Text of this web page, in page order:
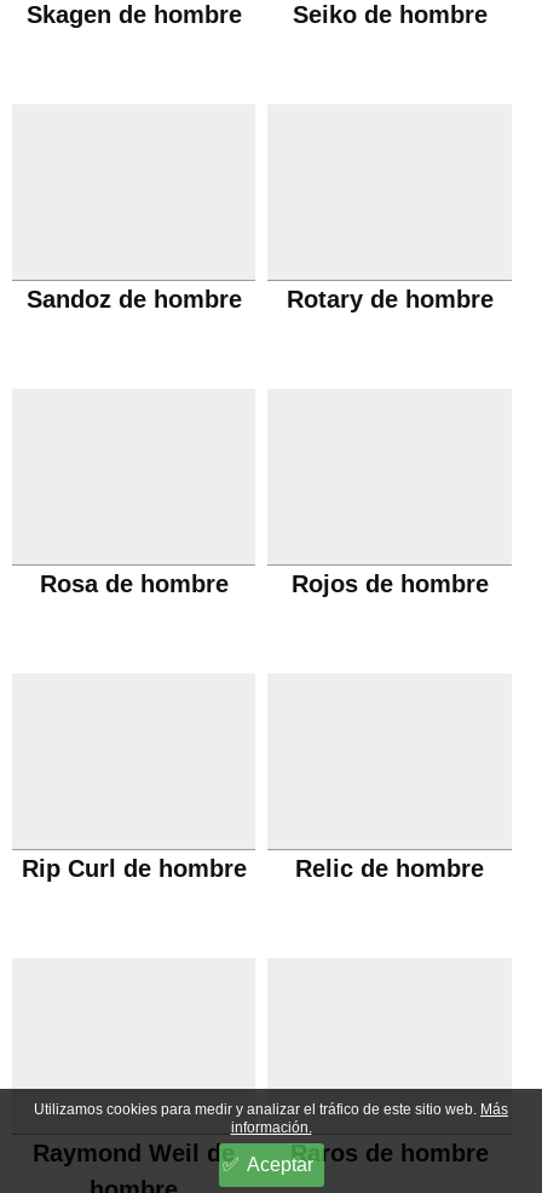
Skagen de hombre Seiko de hombre
Sandoz de hombre Rotary de hombre
Rosa de hombre Rojos de hombre
Rip Curl de hombre Relic de hombre
Raymond Weil de
Raros de hombre
Utilizamos cookies para medir y analizar el tráfico de este sitio web. Más
información.
Aceptar